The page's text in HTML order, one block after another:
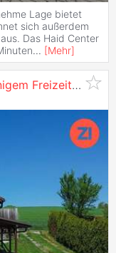
Lage bietet
sich außerdem
Das Haid Center
... [Mehr]
ruhiger, idyllischer Lage!